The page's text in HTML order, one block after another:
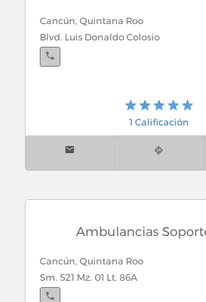
Cancún, Quintana Roo
Blvd. Luis Donaldo Colosio
1 Calificación
Ambulancias
Cancún, Quintana Roo
Sm. 521 Mz. 01 Lt. 86A